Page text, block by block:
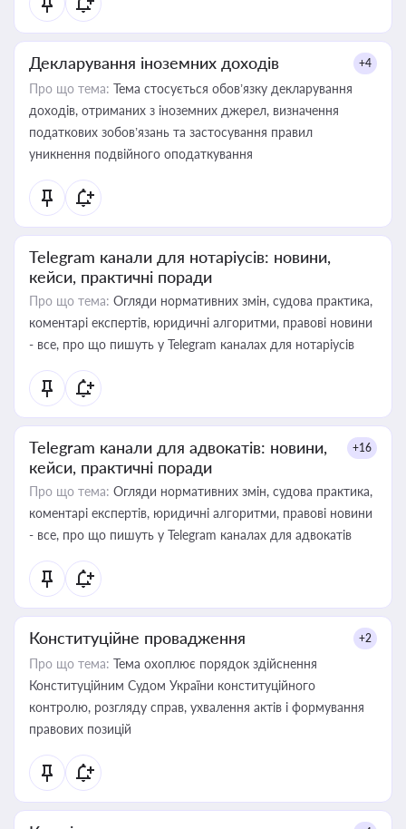
Декларування іноземних доходів +4
Про що тема: Тема стосується обов’язку декларування
доходів, отриманих з іноземних джерел, визначення
податкових зобов’язань та застосування правил
уникнення подвійного оподаткування
Telegram канали для нотаріусів: новини,
кейси, практичні поради
Про що тема: Огляди нормативних змін, судова практика,
коментарі експертів, юридичні алгоритми, правові новини
- все, про що пишуть у Telegram каналах для нотаріусів
Telegram канали для адвокатів: новини,
кейси, практичні поради
+16
Про що тема: Огляди нормативних змін, судова практика,
коментарі експертів, юридичні алгоритми, правові новини
- все, про що пишуть у Telegram каналах для адвокатів
Конституційне провадження +2
Про що тема: Тема охоплює порядок здійснення
Конституційним Судом України конституційного
контролю, розгляду справ, ухвалення актів і формування
правових позицій